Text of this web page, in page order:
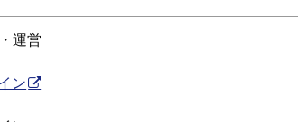
運営
ン